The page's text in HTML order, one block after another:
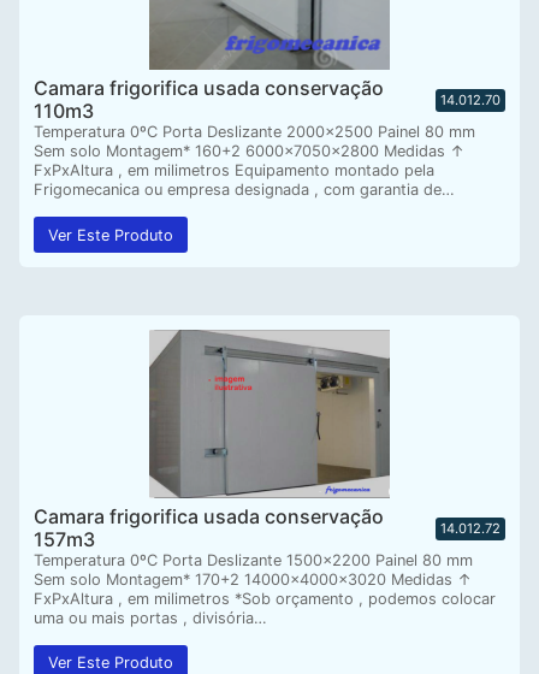
Camara frigorifica usada conservação
110m3
14.012.70
Temperatura 0ºC Porta Deslizante 2000×2500 Painel 80 mm
Sem solo Montagem* 160+2 6000x7050x2800 Medidas ↑
FxPxAltura , em milimetros Equipamento montado pela
Frigomecanica ou empresa designada , com garantia de…
Ver Este Produto
Camara frigorifica usada conservação
157m3
14.012.72
Temperatura 0ºC Porta Deslizante 1500×2200 Painel 80 mm
Sem solo Montagem* 170+2 14000x4000x3020 Medidas ↑
FxPxAltura , em milimetros *Sob orçamento , podemos colocar
uma ou mais portas , divisória…
Ver Este Produto